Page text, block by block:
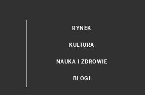
RYNEK
KULTURA
NAUKA I ZDROWIE
BLOGI